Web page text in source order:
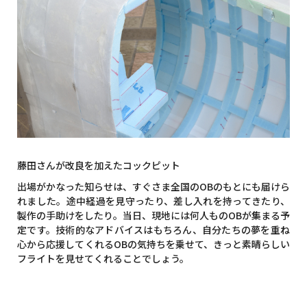
藤田さんが改良を加えたコックピット
出場がかなった知らせは、すぐさま全国のOBのもとにも届けら
れました。途中経過を見守ったり、差し入れを持ってきたり、
製作の手助けをしたり。当日、現地には何人ものOBが集まる予
定です。技術的なアドバイスはもちろん、自分たちの夢を重ね
心から応援してくれるOBの気持ちを乗せて、きっと素晴らしい
フライトを見せてくれることでしょう。